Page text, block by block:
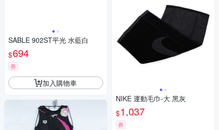
SABLE 902ST平光 水藍白
$694
券
加入購物車
NIKE 運動毛巾-大 黑灰
$1,037
券